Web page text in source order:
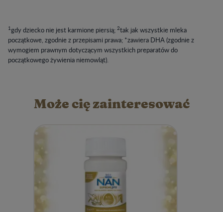
1gdy dziecko nie jest karmione piersią; 2tak jak wszystkie mleka
początkowe, zgodnie z przepisami prawa; *zawiera DHA (zgodnie z
wymogiem prawnym dotyczącym wszystkich preparatów do
początkowego żywienia niemowląt).​
Może cię zainteresować